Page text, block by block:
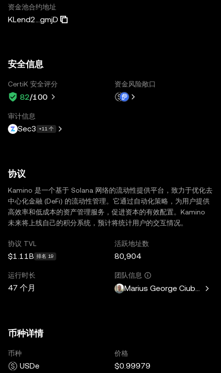
资金池合约地址
KLend2...gmjD
安全信息
CertiK 安全评分
82/100
资金风险敞口
审计信息
Sec3 +11 个
协议
Kamino 是一个基于 Solana 网络的流动性提供平台，致力于优化去
中心化金融 (DeFi) 的流动性管理。它通过自动化策略，为用户提供
高效率和低成本的资产管理服务，促进资本的有效配置。Kamino
未来将上线自己的积分系统，预计将统计用户的交互情况。
协议 TVL
$1.11B 排名 19
活跃地址数
80,904
运行时长
47 个月
团队信息
Marius George Ciubotariu
币种详情
币种
USDe
价格
$0.99979